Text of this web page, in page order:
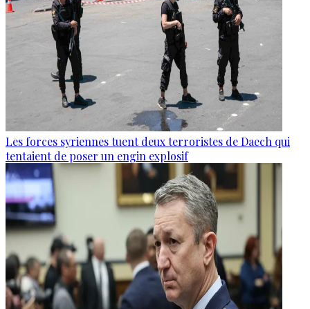
Les forces syriennes tuent deux terroristes de Daech qui
tentaient de poser un engin explosif